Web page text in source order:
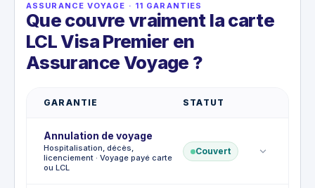
ASSURANCE VOYAGE · 11 GARANTIES
Que couvre vraiment la carte
LCL Visa Premier en
Assurance Voyage ?
GARANTIE STATUT
Annulation de voyage
Hospitalisation, décès,
licenciement · Voyage payé carte
ou LCL
Couvert